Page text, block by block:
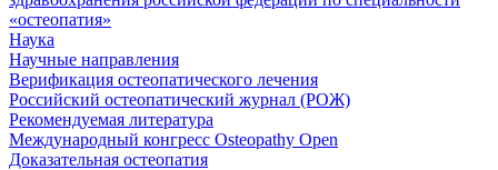
«остеопатия»
Наука
Научные направления
Верификация остеопатического лечения
Российский остеопатический журнал (РОЖ)
Рекомендуемая литература
Международный конгресс Osteopathy Open
Доказательная остеопатия